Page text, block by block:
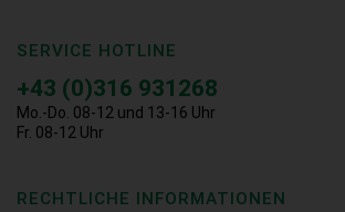
SERVICE HOTLINE
+43 (0)316 931268
Mo.-Do. 08-12 und 13-16 Uhr
Fr. 08-12 Uhr
RECHTLICHE INFORMATIONEN